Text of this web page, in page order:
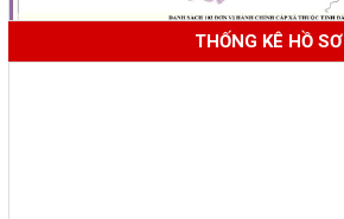
THỐNG KÊ HỒ SƠ